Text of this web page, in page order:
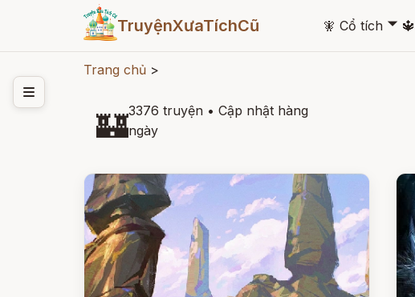
TruyệnXưaTíchCũ 🧚 Cổ tích 🞃 🔱
Trang chủ >
🏰3376 truyện • Cập nhật hàng
ngày